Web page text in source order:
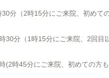
分（2時15分にご来院、初めての
分（1時15分にご来院、2回目
時45分にご来院、初めての方も